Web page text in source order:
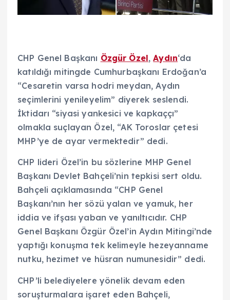
CHP Genel Başkanı Özgür Özel,Aydın‘da
katıldığı mitingde Cumhurbaşkanı Erdoğan’a
“Cesaretin varsa hodri meydan, Aydın
seçimlerini yenileyelim” diyerek seslendi.
İktidarı “siyasi yankesici ve kapkaççı”
olmakla suçlayan Özel, “AK Toroslar çetesi
MHP’ye de ayar vermektedir” dedi.
CHP lideri Özel’in bu sözlerine MHP Genel
Başkanı Devlet Bahçeli’nin tepkisi sert oldu.
Bahçeli açıklamasında “CHP Genel
Başkanı’nın her sözü yalan ve yamuk, her
iddia ve ifşası yaban ve yanıltıcıdır. CHP
Genel Başkanı Özgür Özel’in Aydın Mitingi’nde
yaptığı konuşma tek kelimeyle hezeyanname
nutku, hezimet ve hüsran numunesidir” dedi.
CHP’li belediyelere yönelik devam eden
soruşturmalara işaret eden Bahçeli,